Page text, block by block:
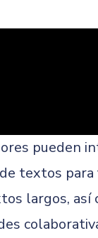
pueden
textos
largos, así